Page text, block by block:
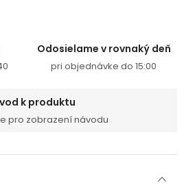
Odosielame v rovnaký deň
pri objednávke do 15:00
k produktu
pro zobrazení návodu